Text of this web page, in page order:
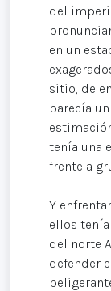
del
en un
sitio, de
parecía
tenía una
frente a
Y
ellos
del norte
defender